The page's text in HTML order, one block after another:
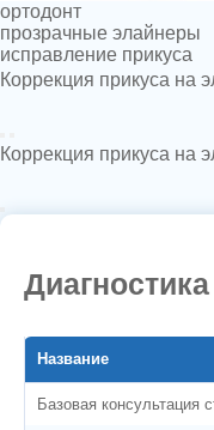
ортодонт
прозрачные элайнеры
исправление прикуса
Коррекция прикуса на
Видео
Коррекция прикуса на
Диагностика
Название
Базовая консультация